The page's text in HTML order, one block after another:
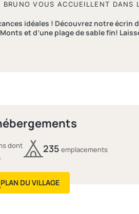
BRUNO VOUS ACCUEILLENT DANS
idéales ! Découvrez notre écrin
et d’une plage de sable fin!
dont 235 emplacements
PLAN DU VILLAGE